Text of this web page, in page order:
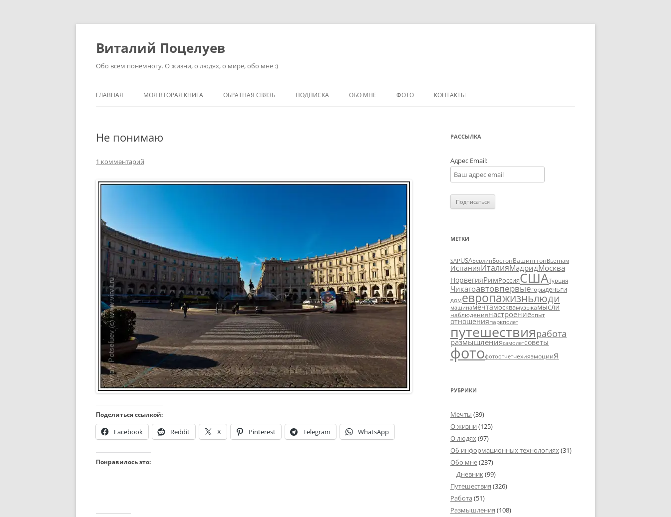
Перейти
Виталий Поцелуев
Обо всем понемногу. О жизни, о людях, о мире, обо мне :)
ГЛАВНАЯ МОЯ ВТОРАЯ КНИГА ОБРАТНАЯ СВЯЗЬ ПОДПИСКА ОБО МНЕ ФОТО КОНТАКТЫ
Не понимаю
1 комментарий
Поделиться ссылкой:
Facebook Reddit X Pinterest Telegram WhatsApp
Понравилось это:
РАССЫЛКА
Адрес Email:
МЕТКИ
SAPUSAБерлинБостонВашингтонВьетнам
ИспанияИталияМадридМосква
НорвегияРимРоссияСШАТурция
Чикагоавтовпервыегорыденьги
домевропажизньлюди
машинамечтамосквамузыкамысли
наблюдениянастроениеопыт
отношенияпаркполет
путешествияработа
размышлениясамолетсоветы
фотофотоотчетчехияэмоциия
РУБРИКИ
Мечты (39)
О жизни (125)
О людях(97)
Об информационных технологиях(31)
Обо мне(237)
Дневник(99)
Путешествия (326)
Работа (51)
Размышления (108)